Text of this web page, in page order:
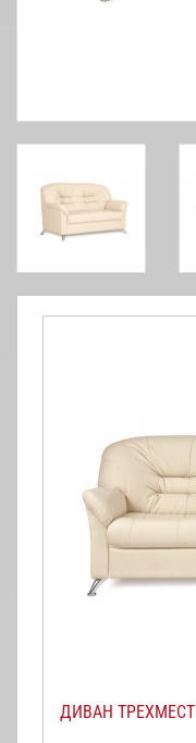
ДИВАН